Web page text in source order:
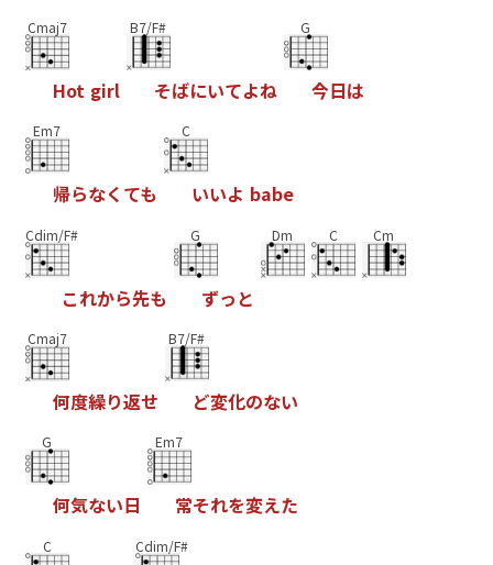
Cmaj7
Hot girl
B7/F#
そばにいてよね
G
今日は
Em7
帰らなく ても
C
いいよ babe
Cdim/F#
これから先も
G
ずっ と
Dm C Cm
Cmaj7
何度繰り返せ
B7/F#
ど変化のない
G
何気ない日
Em7
常それを変えた
C Cdim/F#